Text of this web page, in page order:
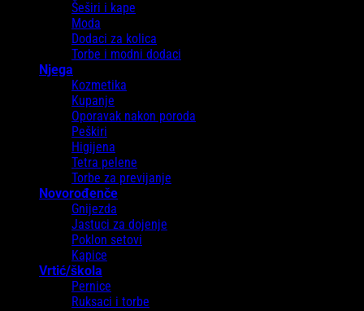
Šeširi i kape
Moda
Dodaci za kolica
Torbe i modni dodaci
Njega
Kozmetika
Kupanje
Oporavak nakon poroda
Peškiri
Higijena
Tetra pelene
Torbe za previjanje
Novorođenče
Gnijezda
Jastuci za dojenje
Poklon setovi
Kapice
Vrtić/škola
Pernice
Ruksaci i torbe